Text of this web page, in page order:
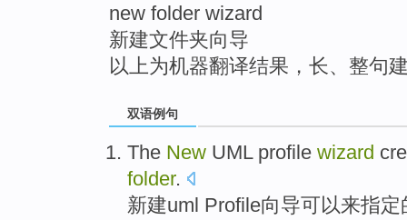
new folder wizard
新建文件夹向导
以上为机器翻译结果，长、整句
双语例句
The New UML profile wizard
folder.
新建uml Profile向导可以来指定